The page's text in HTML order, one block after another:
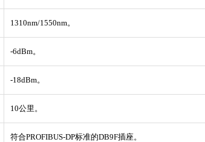
1310nm/1550nm。
-6dBm。
-18dBm。
10公里。
符合PROFIBUS-DP标准的DB9F插座。